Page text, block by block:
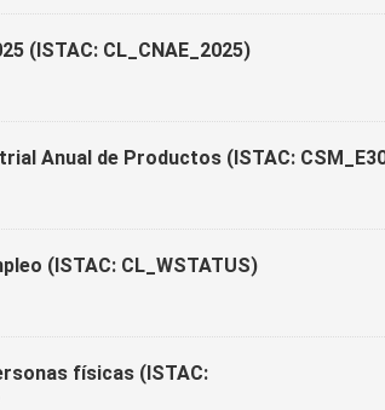
(ISTAC: CL_CNAE_2025)
Anual de Productos (ISTAC:
(ISTAC: CL_WSTATUS)
físicas (ISTAC: